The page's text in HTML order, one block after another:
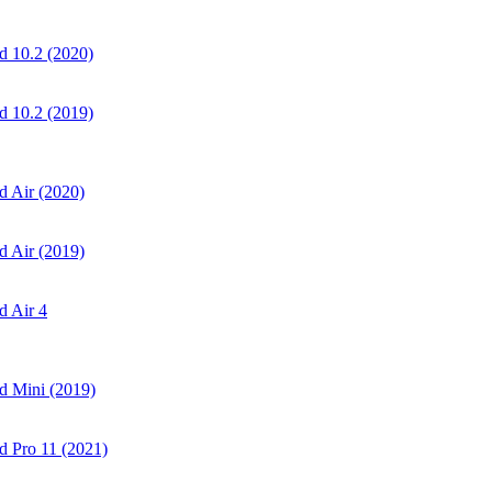
10.2 (2020)
10.2 (2019)
Air (2020)
Air (2019)
Air 4
Mini (2019)
Pro 11 (2021)